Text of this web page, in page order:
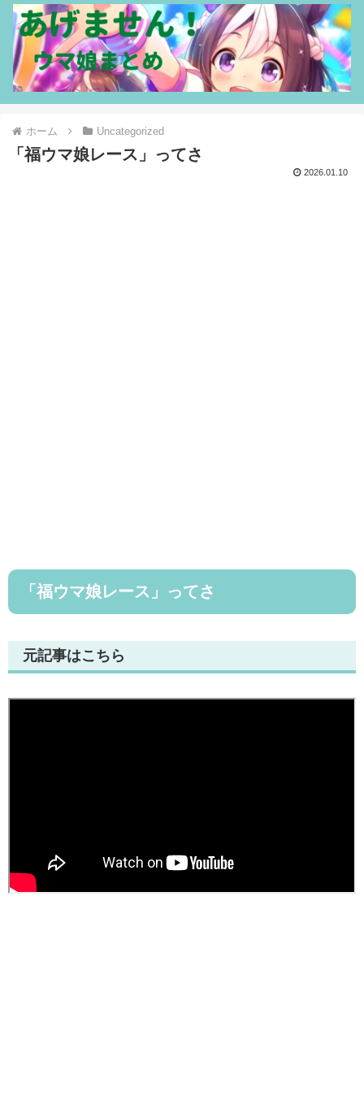
ホーム Uncategorized
「福ウマ娘レース」ってさ
2026.01.10
「福ウマ娘レース」ってさ
元記事はこちら